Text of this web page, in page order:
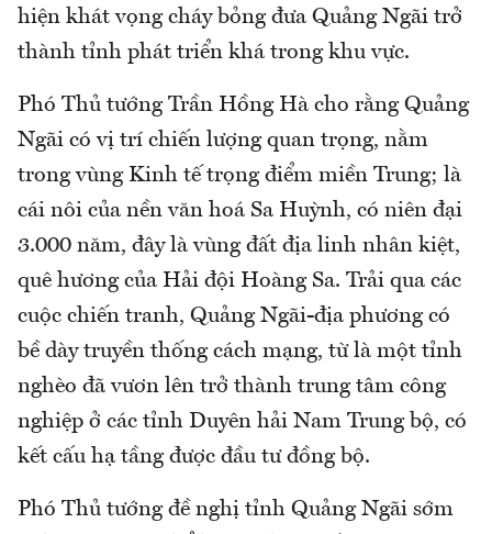
hiện khát vọng cháy bỏng đưa Quảng Ngãi trở
thành tỉnh phát triển khá trong khu vực.
Phó Thủ tướng Trần Hồng Hà cho rằng Quảng
Ngãi có vị trí chiến lượng quan trọng, nằm
trong vùng Kinh tế trọng điểm miền Trung; là
cái nôi của nền văn hoá Sa Huỳnh, có niên đại
3.000 năm, đây là vùng đất địa linh nhân kiệt,
quê hương của Hải đội Hoàng Sa. Trải qua các
cuộc chiến tranh, Quảng Ngãi-địa phương có
bề dày truyền thống cách mạng, từ là một tỉnh
nghèo đã vươn lên trở thành trung tâm công
nghiệp ở các tỉnh Duyên hải Nam Trung bộ, có
kết cấu hạ tầng được đầu tư đồng bộ.
Phó Thủ tướng đề nghị tỉnh Quảng Ngãi sớm